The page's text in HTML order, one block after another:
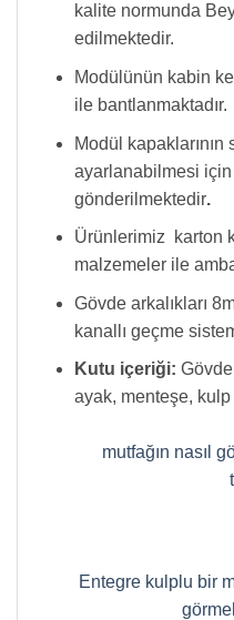
kalite normunda
edilmektedir.
Modülünün kabin
ile bantlanmaktadır.
Modül
ayarlanabilmesi
gönderilmektedir.
Ürünlerimiz karton
malzemeler ile
Gövde arkalıkları
kanallı geçme
Kutu içeriği:
ayak, menteşe, kulp
mutfağın nasıl
Entegre kulplu bir